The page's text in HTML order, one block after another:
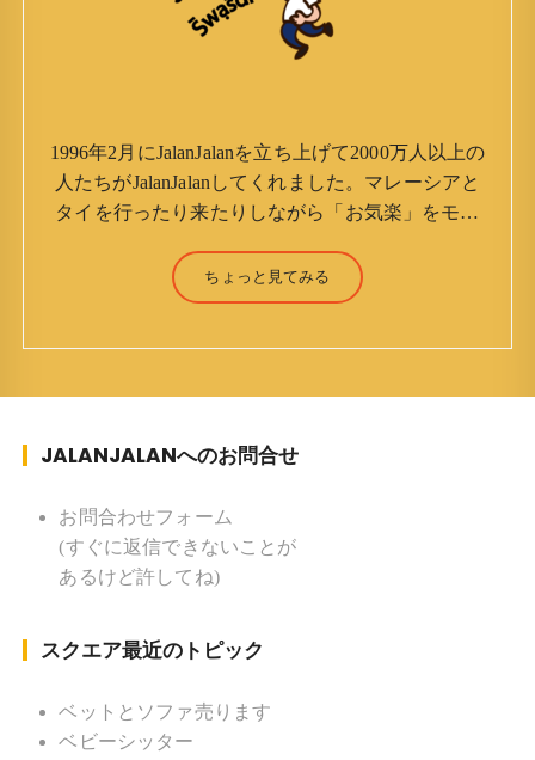
1996年2月にJalanJalanを立ち上げて2000万人以上の
人たちがJalanJalanしてくれました。マレーシアと
タイを行ったり来たりしながら「お気楽」をモッ
（Jun Yamamori） 生年月日 ：1959年7月4日(61
才) 生まれ ：香港(3才まで) 育
ク ソフトボール
督 BKKソフトボール「おぼんこ
ぼん 」監督 マレーシア歴：1991年から31年目 タ
イ歴 ：2001年から21年目
ちょっと見てみる
JALANJALANへのお問合せ
お問合わせフォーム
(すぐに返信できないことが
あるけど許してね)
スクエア最近のトピック
ベットとソファ売ります
ベビーシッター